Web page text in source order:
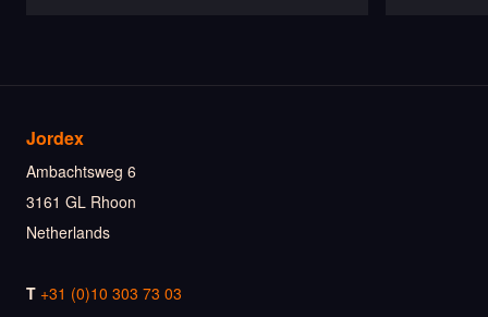
Jordex
Ambachtsweg 6
3161 GL Rhoon
Netherlands
T +31 (0)10 303 73 03